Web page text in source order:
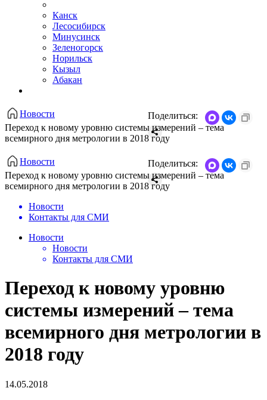
Канск
Лесосибирск
Минусинск
Зеленогорск
Норильск
Кызыл
Абакан
Новости
Переход к новому уровню системы измерений – тема
всемирного дня метрологии в 2018 году
Поделиться:
Новости
Переход к новому уровню системы измерений – тема
всемирного дня метрологии в 2018 году
Поделиться:
Новости
Контакты для СМИ
Новости
Новости
Контакты для СМИ
Переход к новому уровню
системы измерений – тема
всемирного дня метрологии в
2018 году
14.05.2018